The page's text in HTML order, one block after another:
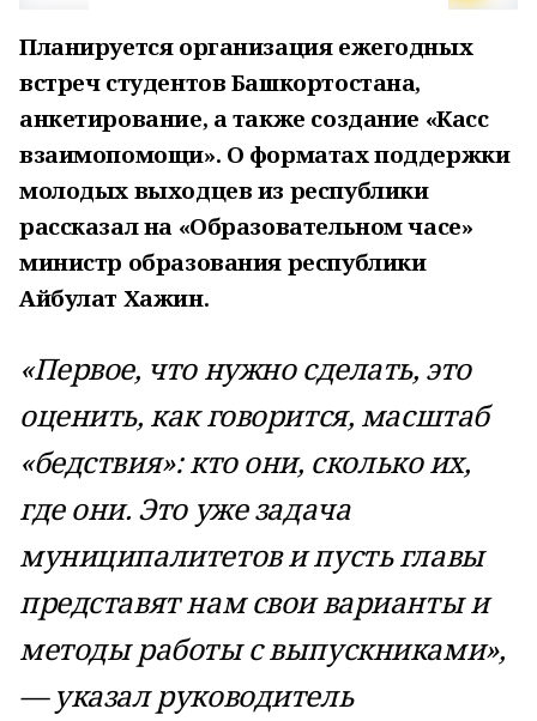
Планируется организация ежегодных
встреч студентов Башкортостана,
анкетирование, а также создание «Касс
взаимопомощи». О форматах поддержки
молодых выходцев из республики
рассказал на «Образовательном часе»
министр образования республики
Айбулат Хажин.
«Первое, что нужно сделать, это
оценить, как говорится, масштаб
«бедствия»: кто они, сколько их,
где они. Это уже задача
муниципалитетов и пусть главы
представят нам свои варианты и
методы работы с выпускниками»,
— указал руководитель